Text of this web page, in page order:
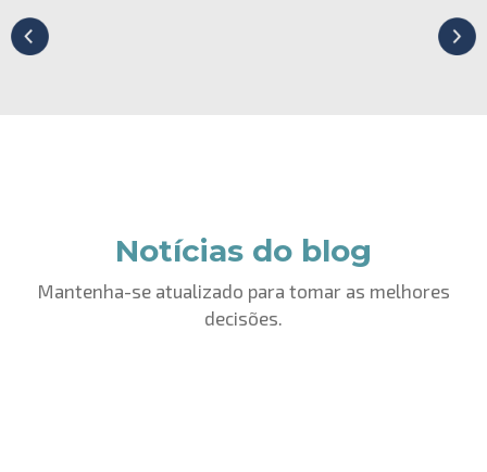
Notícias do blog
Mantenha-se atualizado para tomar as melhores
decisões.